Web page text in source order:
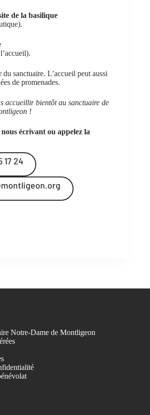
de la basilique
du sanctuaire. L’accueil peut aussi
de promenades.
accueillir bientôt au sanctuaire de
!
écrivant ou appelez la
17 24
Notre-Dame de Montligeon